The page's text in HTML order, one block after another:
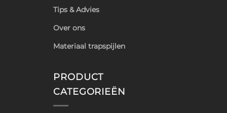
Tips & Advies
Over ons
Materiaal trapspijlen
PRODUCT
CATEGORIEËN